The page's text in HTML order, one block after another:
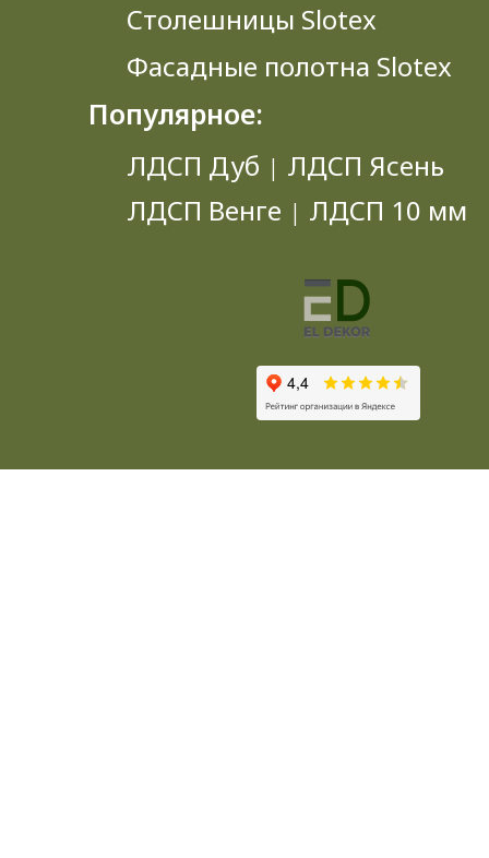
Столешницы Slotex
Фасадные полотна Slotex
Популярное:
ЛДСП Дуб | ЛДСП Ясень
ЛДСП Венге | ЛДСП 10 мм